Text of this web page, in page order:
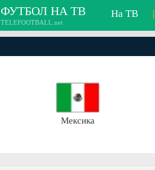
ФУТБОЛ НА ТВ
TELEFOOTBALL.net
На ТВ |
Мексика